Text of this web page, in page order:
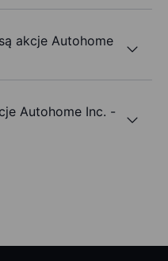
akcje Autohome
Autohome Inc. -